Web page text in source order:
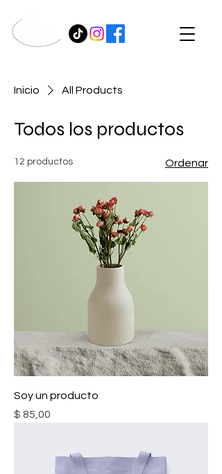
Inicio All Products
Todos los productos
12 productos Ordenar
Soy un producto
Precio
$ 85,00